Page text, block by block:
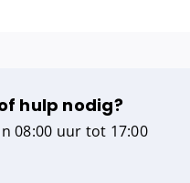
hulp nodig?
08:00 uur tot 17:00